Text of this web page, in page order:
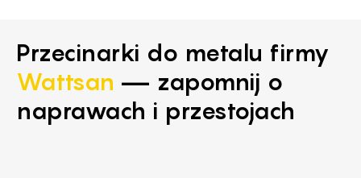
Przecinarki do metalu firmy
Wattsan — zapomnij o
naprawach i przestojach